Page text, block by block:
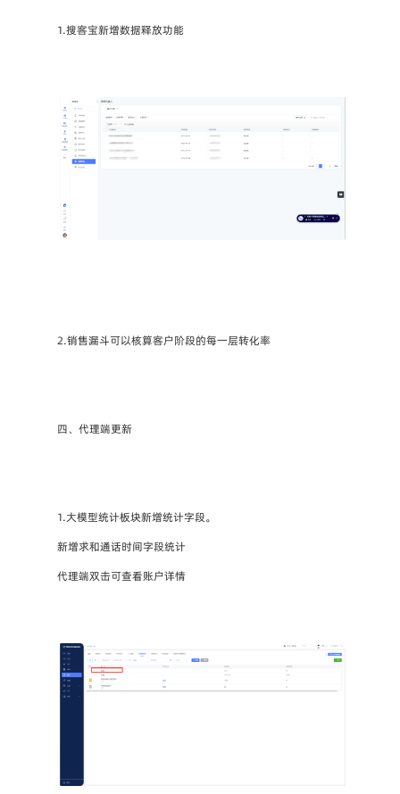
1.搜客宝新增数据释放功能
2.销售漏斗可以核算客户阶段的每一层转化率
四、代理端更新
1.大模型统计板块新增统计字段。
新增求和通话时间字段统计
代理端双击可查看账户详情